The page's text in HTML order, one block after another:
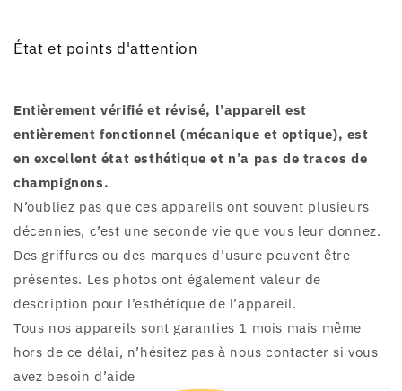
État et points d'attention
Entièrement vérifié et révisé, l’appareil est
entièrement fonctionnel (mécanique et optique), est
en excellent état esthétique et n’a pas de traces de
champignons.
N’oubliez pas que ces appareils ont souvent plusieurs
décennies, c’est une seconde vie que vous leur donnez.
Des griffures ou des marques d’usure peuvent être
présentes. Les photos ont également valeur de
description pour l’esthétique de l’appareil.
Tous nos appareils sont garanties 1 mois mais même
hors de ce délai, n’hésitez pas à nous contacter si vous
avez besoin d’aide